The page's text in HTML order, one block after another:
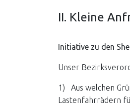
II. Kleine
Initiative zu den
Unser
1) Aus welchen
Lastenfahrrädern